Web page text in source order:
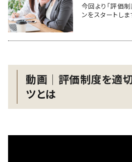
今回より「評価
ンをスタートし
動画│評価制度を適
ツとは